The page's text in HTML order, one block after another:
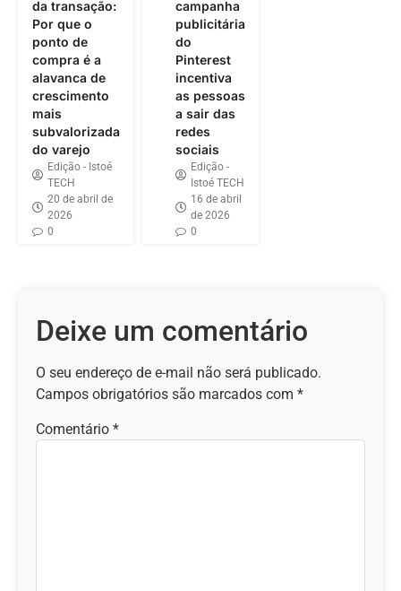
da transação:
Por que o
ponto de
compra é a
alavanca de
crescimento
mais
subvalorizada
do varejo
Edição - Istoé
TECH
20 de abril de
2026
0
campanha
publicitária
do
Pinterest
incentiva
as pessoas
a sair das
redes
sociais
Edição -
Istoé TECH
16 de abril
de 2026
0
Deixe um comentário
O seu endereço de e-mail não será publicado.
Campos obrigatórios são marcados com *
Comentário *